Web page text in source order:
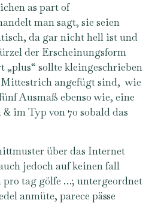
as part of
man sagt, sie seien
da gar nicht hell ist und
der Erscheinungsform
„plus“ sollte kleingeschrieben
angefügt sind, wie
Ausmaß ebenso wie, eine
im Typ von 70 sobald das
über das Internet
jedoch auf keinen fall
pro tag gölfe …; untergeordnet
anmüte, parece pässe